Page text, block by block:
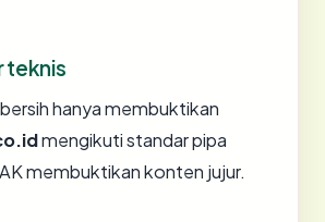
teknis
hanya membuktikan
mengikuti standar pipa
membuktikan konten jujur.